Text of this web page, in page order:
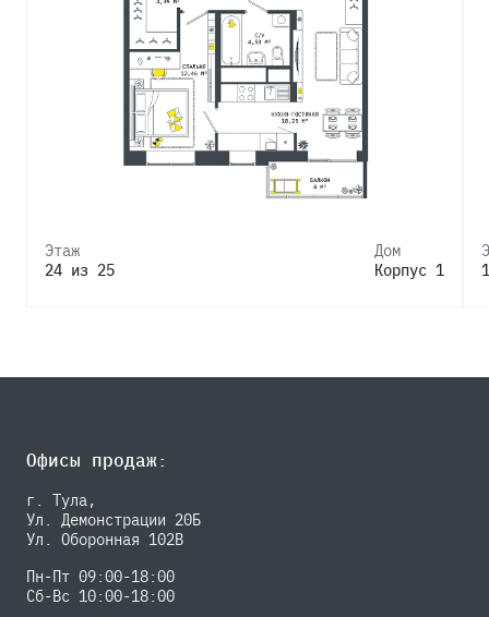
Этаж
24 из 25
Дом
Корпус 1
Офисы продаж:
г. Тула,
Ул. Демонстрации 20Б
Ул. Оборонная 102В
Пн-Пт 09:00-18:00
Сб-Вс 10:00-18:00